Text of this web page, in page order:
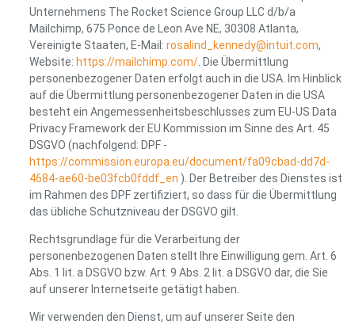
Unternehmens The Rocket Science Group LLC d/b/a
Mailchimp, 675 Ponce de Leon Ave NE, 30308 Atlanta,
Vereinigte Staaten, E-Mail:rosalind_kennedy@intuit.com,
Website: https://mailchimp.com/ . Die Übermittlung
personenbezogener Daten erfolgt auch in die USA. Im Hinblick
auf die Übermittlung personenbezogener Daten in die USA
besteht ein Angemessenheitsbeschlusses zum EU-US Data
Privacy Framework der EU Kommission im Sinne des Art. 45
DSGVO (nachfolgend: DPF -
https://commission.europa.eu/document/fa09cbad-dd7d-
4684-ae60-be03fcb0fddf_en ). Der Betreiber des Dienstes ist
im Rahmen des DPF zertifiziert, so dass für die Übermittlung
das übliche Schutzniveau der DSGVO gilt.
Rechtsgrundlage für die Verarbeitung der
personenbezogenen Daten stellt Ihre Einwilligung gem. Art. 6
Abs. 1 lit. a DSGVO bzw. Art. 9 Abs. 2 lit. a DSGVO dar, die Sie
auf unserer Internetseite getätigt haben.
Wir verwenden den Dienst, um auf unserer Seite den